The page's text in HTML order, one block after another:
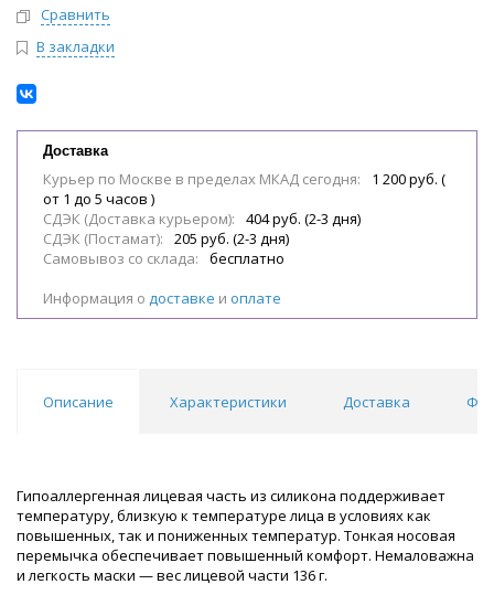
Сравнить
В закладки
Доставка
Курьер по Москве в пределах МКАД сегодня:
1 200 руб. (
от 1 до 5 часов )
СДЭК (Доставка курьером):
404 руб. (2-3 дня)
СДЭК (Постамат):
205 руб. (2-3 дня)
Самовывоз со склада:
бесплатно
Информация о доставке и оплате
Описание Характеристики Доставка
Гипоаллергенная лицевая часть из силикона поддерживает
температуру, близкую к температуре лица в условиях как
повышенных, так и пониженных температур. Тонкая носовая
перемычка обеспечивает повышенный комфорт. Немаловажна
и легкость маски — вес лицевой части 136 г.